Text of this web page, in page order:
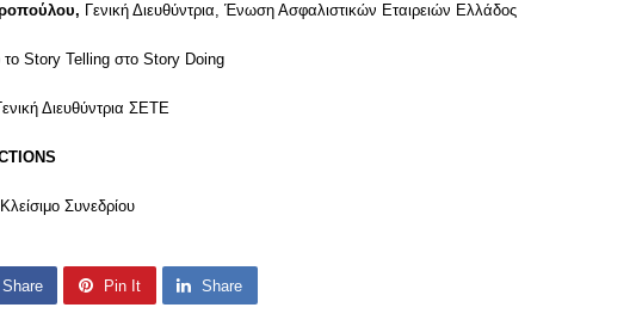
Γενική Διευθύντρια, Ένωση Ασφαλιστικών Εταιρειών Ελλάδος
Story Telling στο Story Doing
Διευθύντρια ΣΕΤΕ
Συνεδρίου
Share Pin It Share